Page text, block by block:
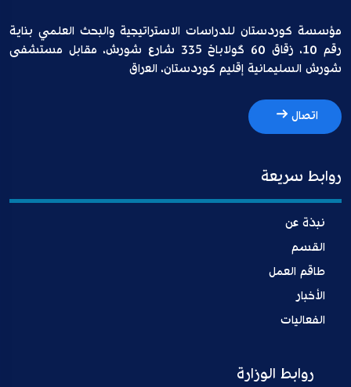
مؤسسة كوردستان للدراسات الاستراتيجية والبحث العلمي بناية
رقم 10، زقاق 60 گولاباخ 335 شارع شورش، مقابل مستشفى
شورش السليمانية إقليم كوردستان، العراق
اتصال
روابط سريعة
نبذة عن
القسم
طاقم العمل
الأخبار
الفعاليات
روابط الوزارة